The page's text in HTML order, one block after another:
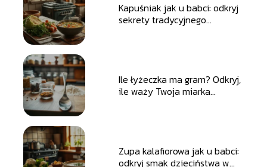
Kapuśniak jak u babci: odkryj
sekrety tradycyjnego
Ile łyżeczka ma gram? Odkryj,
ile waży Twoja miarka
Zupa kalafiorowa jak u babci:
odkryj smak dzieciństwa w